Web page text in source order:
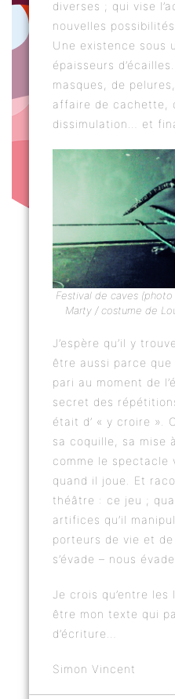
diverses ; qui vise
nouvelles
Une existence sous
épaisseurs
masques, de
affaire de cachette,
dissimulation… et
Festival de caves
Marty / costume de
J’espère qu’il y
être aussi parce
pari au moment de
secret des
était d’ « y croire ».
sa coquille, sa mise
comme le spectacle
quand il joue. Et
théâtre : ce jeu ;
artifices qu’il
porteurs de vie et
s’évade – nous évade.
Je crois qu’entre les
être mon texte qui
d’écriture…
Simon Vincent